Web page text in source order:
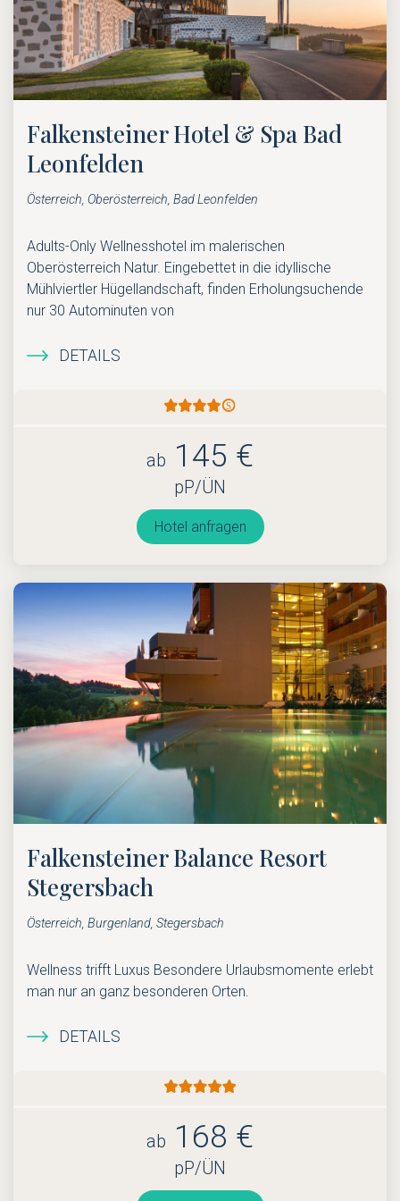
Falkensteiner Hotel & Spa Bad
Leonfelden
Österreich, Oberösterreich, Bad Leonfelden
Adults-Only Wellnesshotel im malerischen
Oberösterreich Natur. Eingebettet in die idyllische
Mühlviertler Hügellandschaft, finden Erholungsuchende
nur 30 Autominuten von
DETAILS
ab 145 €
pP/ÜN
Hotel anfragen
Falkensteiner Balance Resort
Stegersbach
Österreich, Burgenland, Stegersbach
Wellness trifft Luxus Besondere Urlaubsmomente erlebt
man nur an ganz besonderen Orten.
DETAILS
ab 168 €
pP/ÜN